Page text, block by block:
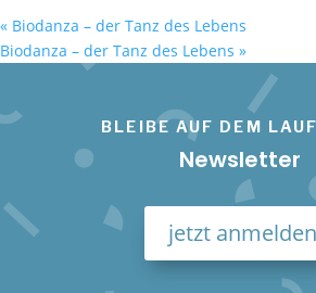
« Biodanza – der Tanz des Lebens
Biodanza – der Tanz des Lebens »
BLEIBE AUF DEM
Newsletter
jetzt anmelden